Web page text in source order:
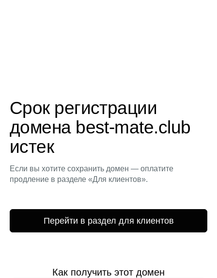
Срок регистрации
домена best-mate.club
истек
Если вы хотите сохранить домен — оплатите
продление в разделе «Для клиентов».
Перейти в раздел для клиентов
Как получить этот домен